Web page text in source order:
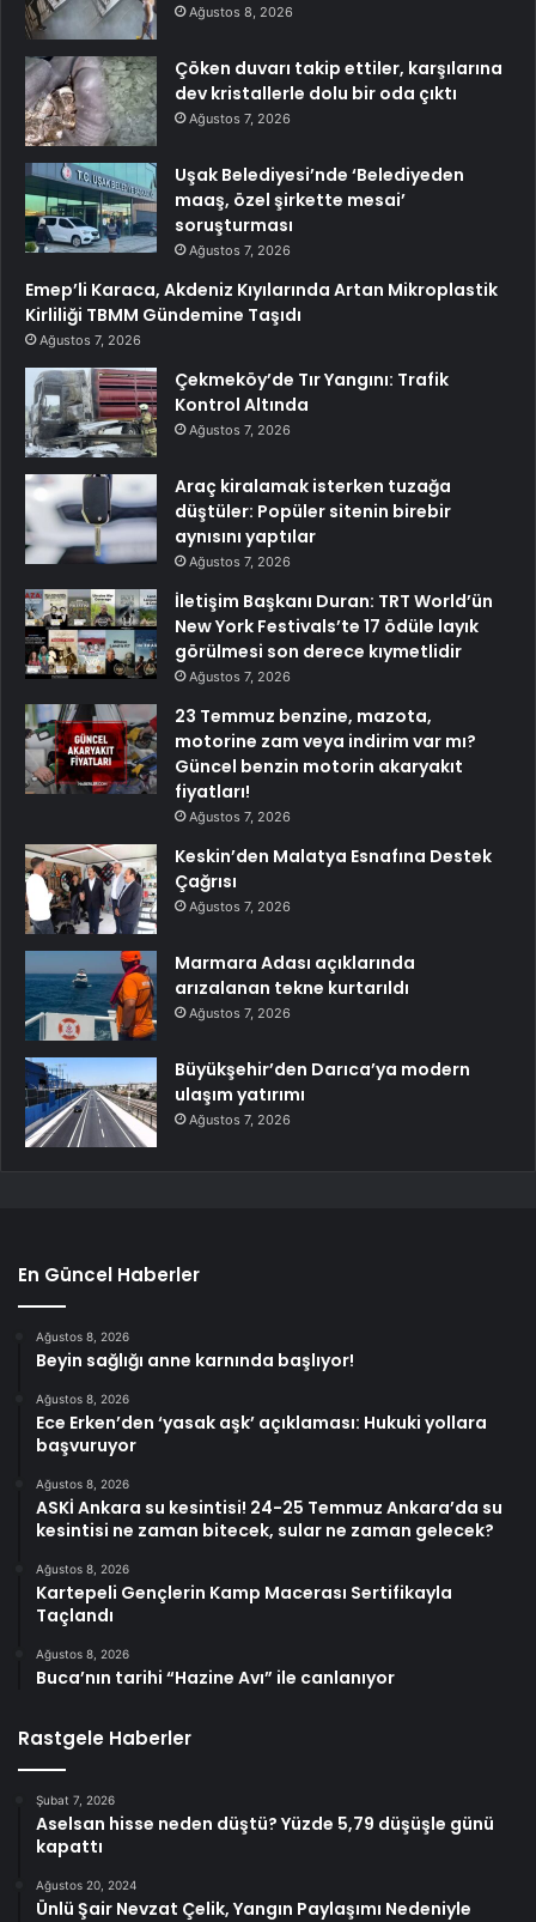
Ağustos 8, 2026
Çöken duvarı takip ettiler, karşılarına
dev kristallerle dolu bir oda çıktı
Ağustos 7, 2026
Uşak Belediyesi’nde ‘Belediyeden
maaş, özel şirkette mesai’
soruşturması
Ağustos 7, 2026
Emep’li Karaca, Akdeniz Kıyılarında Artan Mikroplastik
Kirliliği TBMM Gündemine Taşıdı
Ağustos 7, 2026
Çekmeköy’de Tır Yangını: Trafik
Kontrol Altında
Ağustos 7, 2026
Araç kiralamak isterken tuzağa
düştüler: Popüler sitenin birebir
aynısını yaptılar
Ağustos 7, 2026
İletişim Başkanı Duran: TRT World’ün
New York Festivals’te 17 ödüle layık
görülmesi son derece kıymetlidir
Ağustos 7, 2026
23 Temmuz benzine, mazota,
motorine zam veya indirim var mı?
Güncel benzin motorin akaryakıt
fiyatları!
Ağustos 7, 2026
Keskin’den Malatya Esnafına Destek
Çağrısı
Ağustos 7, 2026
Marmara Adası açıklarında
arızalanan tekne kurtarıldı
Ağustos 7, 2026
Büyükşehir’den Darıca’ya modern
ulaşım yatırımı
Ağustos 7, 2026
En Güncel Haberler
Ağustos 8, 2026
Beyin sağlığı anne karnında başlıyor!
Ağustos 8, 2026
Ece Erken’den ‘yasak aşk’ açıklaması: Hukuki yollara
başvuruyor
Ağustos 8, 2026
ASKİ Ankara su kesintisi! 24-25 Temmuz Ankara’da su
kesintisi ne zaman bitecek, sular ne zaman gelecek?
Ağustos 8, 2026
Kartepeli Gençlerin Kamp Macerası Sertifikayla
Taçlandı
Ağustos 8, 2026
Buca’nın tarihi “Hazine Avı” ile canlanıyor
Rastgele Haberler
Şubat 7, 2026
Aselsan hisse neden düştü? Yüzde 5,79 düşüşle günü
kapattı
Ağustos 20, 2024
Ünlü Şair Nevzat Çelik, Yangın Paylaşımı Nedeniyle